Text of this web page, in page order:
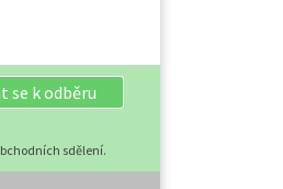
se k odběru
sdělení.